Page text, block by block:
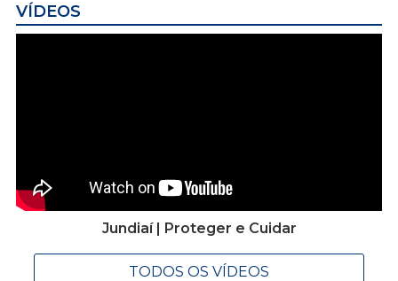
VÍDEOS
Jundiaí | Proteger e Cuidar
TODOS OS VÍDEOS